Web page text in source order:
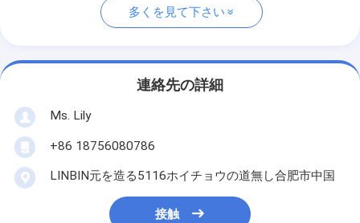
多くを見て下さい
連絡先の詳細
Ms. Lily
+86 18756080786
LINBIN元を造る5116ホイチョウの道無し合肥市中国
接触